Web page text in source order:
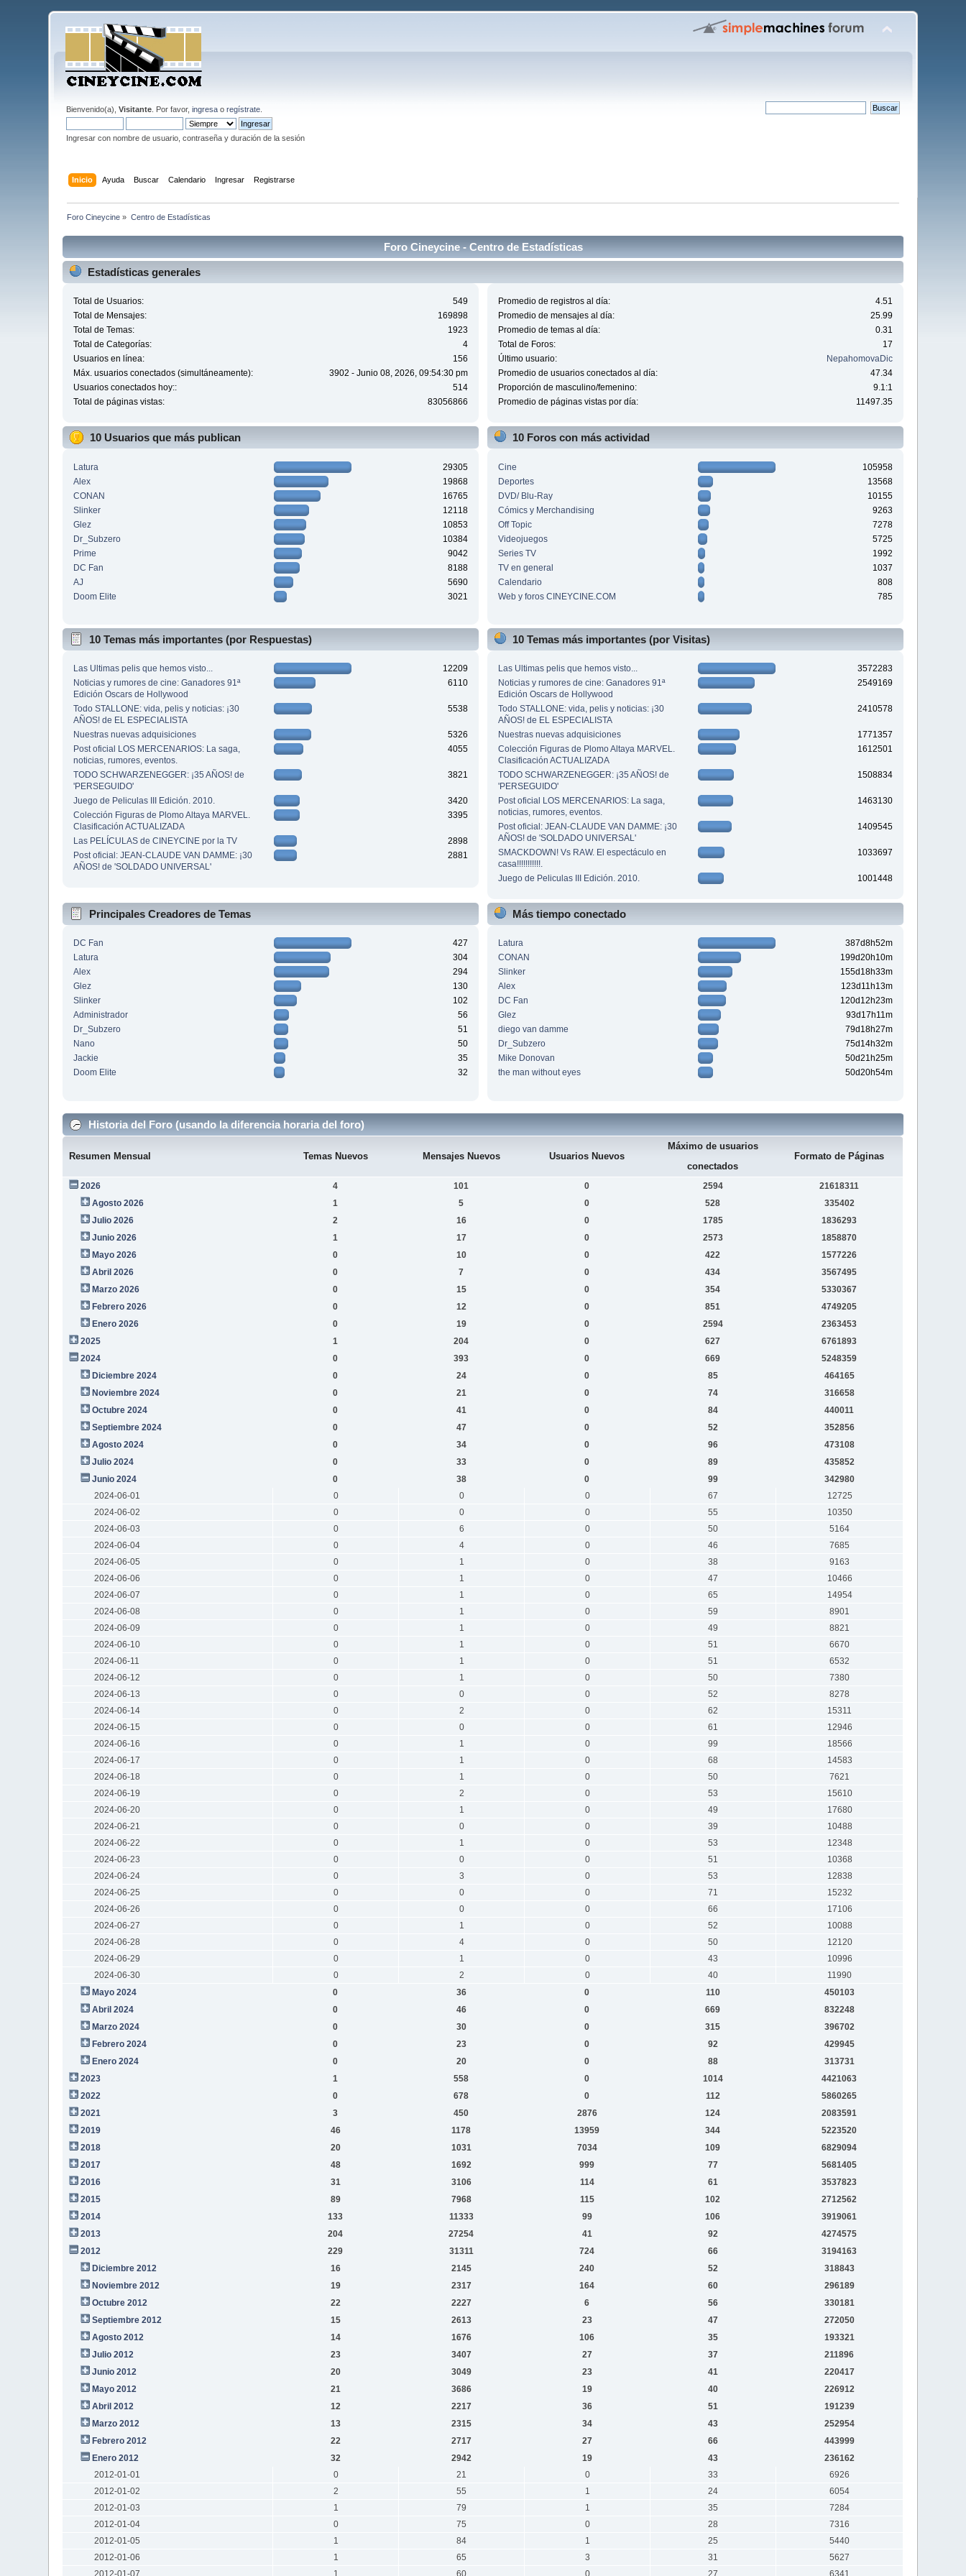
Bienvenido(a),Visitante . Por favor,ingresa oregístrate
Ingresar con nombre de usuario, contraseña y duración de la sesión
Inicio Ayuda Buscar Calendario Ingresar Registrarse
Foro Cineycine » Centro de Estadísticas
Foro Cineycine - Centro de Estadísticas
Estadísticas generales
Total de Usuarios:
549
Total de Mensajes:
169898
Total de Temas:
1923
Total de Categorías:
4
Usuarios en línea:
156
Máx. usuarios conectados (simultáneamente):
3902 - Junio 08, 2026, 09:54:30 pm
Usuarios conectados hoy::
514
Total de páginas vistas:
83056866
Promedio de registros al día:
4.51
Promedio de mensajes al día:
25.99
Promedio de temas al día:
0.31
Total de Foros:
17
Último usuario:
NepahomovaDic
Promedio de usuarios conectados al día:
47.34
Proporción de masculino/femenino:
9.1:1
Promedio de páginas vistas por día:
11497.35
10 Usuarios que más publican
Latura
29305
Alex
19868
CONAN
16765
Slinker
12118
Glez
10853
Dr_Subzero
10384
Prime
9042
DC Fan
8188
AJ
5690
Doom Elite
3021
10 Foros con más actividad
Cine
105958
Deportes
13568
DVD/ Blu-Ray
10155
Cómics y Merchandising
9263
Off Topic
7278
Videojuegos
5725
Series TV
1992
TV en general
1037
Calendario
808
Web y foros CINEYCINE.COM
785
10 Temas más importantes (por Respuestas)
Las Ultimas pelis que hemos visto...
12209
Noticias y rumores de cine: Ganadores 91ª
Edición Oscars de Hollywood
6110
Todo STALLONE: vida, pelis y noticias: ¡30
AÑOS! de EL ESPECIALISTA
5538
Nuestras nuevas adquisiciones
5326
Post oficial LOS MERCENARIOS: La saga,
noticias, rumores, eventos.
4055
TODO SCHWARZENEGGER: ¡35 AÑOS! de
'PERSEGUIDO'
3821
Juego de Peliculas III Edición. 2010.
3420
Colección Figuras de Plomo Altaya MARVEL.
Clasificación ACTUALIZADA
3395
Las PELÍCULAS de CINEYCINE por la TV
2898
Post oficial: JEAN-CLAUDE VAN DAMME: ¡30
AÑOS! de 'SOLDADO UNIVERSAL'
2881
10 Temas más importantes (por Visitas)
Las Ultimas pelis que hemos visto...
3572283
Noticias y rumores de cine: Ganadores 91ª
Edición Oscars de Hollywood
2549169
Todo STALLONE: vida, pelis y noticias: ¡30
AÑOS! de EL ESPECIALISTA
2410578
Nuestras nuevas adquisiciones
1771357
Colección Figuras de Plomo Altaya MARVEL.
Clasificación ACTUALIZADA
1612501
TODO SCHWARZENEGGER: ¡35 AÑOS! de
'PERSEGUIDO'
1508834
Post oficial LOS MERCENARIOS: La saga,
noticias, rumores, eventos.
1463130
Post oficial: JEAN-CLAUDE VAN DAMME: ¡30
AÑOS! de 'SOLDADO UNIVERSAL'
1409545
SMACKDOWN! Vs RAW. El espectáculo en
casa!!!!!!!!!!!.
1033697
Juego de Peliculas III Edición. 2010. 1001448
Principales Creadores de Temas
DC Fan
427
Latura
304
Alex
294
Glez
130
Slinker
102
Administrador
56
Dr_Subzero
51
Nano
50
Jackie
35
Doom Elite
32
Más tiempo conectado
Latura
387d8h52m
CONAN
199d20h10m
Slinker
155d18h33m
Alex
123d11h13m
DC Fan
120d12h23m
Glez
93d17h11m
diego van damme
79d18h27m
Dr_Subzero
75d14h32m
Mike Donovan
50d21h25m
the man without eyes
50d20h54m
Historia del Foro (usando la diferencia horaria del foro)
Resumen Mensual Temas Nuevos Mensajes Nuevos Usuarios Nuevos
Máximo de usuarios
conectados
Formato de Páginas
2026 4 101 0 2594
21618311
Agosto 2026
1 5 0 528
335402
Julio 2026
2 16 0 1785
1836293
Junio 2026
1 17 0 2573
1858870
Mayo 2026
0 10 0 422
1577226
Abril 2026
0 7 0 434
3567495
Marzo 2026
0 15 0 354
5330367
Febrero 2026
0 12 0 851
4749205
Enero 2026
0 19 0 2594
2363453
2025
1 204 0 627
6761893
2024
0 393 0 669
5248359
Diciembre 2024
0 24 0 85
464165
Noviembre 2024
0 21 0 74
316658
Octubre 2024
0 41 0 84
440011
Septiembre 2024
0 47 0 52
352856
Agosto 2024
0 34 0 96
473108
Julio 2024
0 33 0 89
435852
Junio 2024
0 38 0 99
342980
2024-06-01
0 0 0 67
12725
2024-06-02
0 0 0 55
10350
2024-06-03
0 6 0 50
5164
2024-06-04
0 4 0 46
7685
2024-06-05
0 1 0 38
9163
2024-06-06
0 1 0 47
10466
2024-06-07
0 1 0 65
14954
2024-06-08
0 1 0 59
8901
2024-06-09
0 1 0 49
8821
2024-06-10
0 1 0 51
6670
2024-06-11
0 1 0 51
6532
2024-06-12
0 1 0 50
7380
2024-06-13
0 0 0 52
8278
2024-06-14
0 2 0 62
15311
2024-06-15
0 0 0 61
12946
2024-06-16
0 1 0 99
18566
2024-06-17
0 1 0 68
14583
2024-06-18
0 1 0 50
7621
2024-06-19
0 2 0 53
15610
2024-06-20
0 1 0 49
17680
2024-06-21
0 0 0 39
10488
2024-06-22
0 1 0 53
12348
2024-06-23
0 0 0 51
10368
2024-06-24
0 3 0 53
12838
2024-06-25
0 0 0 71
15232
2024-06-26
0 0 0 66
17106
2024-06-27
0 1 0 52
10088
2024-06-28
0 4 0 50
12120
2024-06-29
0 1 0 43
10996
2024-06-30
0 2 0 40
11990
Mayo 2024
0 36 0 110
450103
Abril 2024
0 46 0 669
832248
Marzo 2024
0 30 0 315
396702
Febrero 2024
0 23 0 92
429945
Enero 2024
0 20 0 88
313731
2023
1 558 0 1014
4421063
2022
0 678 0 112
5860265
2021
3 450 2876 124
2083591
2019
46 1178 13959 344
5223520
2018
20 1031 7034 109
6829094
2017
48 1692 999 77
5681405
2016
31 3106 114 61
3537823
2015
89 7968 115 102
2712562
2014
133 11333 99 106
3919061
2013
204 27254 41 92
4274575
2012
229 31311 724 66
3194163
Diciembre 2012
16 2145 240 52
318843
Noviembre 2012
19 2317 164 60
296189
Octubre 2012
22 2227 6 56
330181
Septiembre 2012
15 2613 23 47
272050
Agosto 2012
14 1676 106 35
193321
Julio 2012
23 3407 27 37
211896
Junio 2012
20 3049 23 41
220417
Mayo 2012
21 3686 19 40
226912
Abril 2012
12 2217 36 51
191239
Marzo 2012
13 2315 34 43
252954
Febrero 2012
22 2717 27 66
443999
Enero 2012
32 2942 19 43
236162
2012-01-01
0 21 0 33
6926
2012-01-02
2 55 1 24
6054
2012-01-03
1 79 1 35
7284
2012-01-04
0 75 0 28
7316
2012-01-05
1 84 1 25
5440
2012-01-06
1 65 3 31
5627
2012-01-07
1 60 0 27 6341